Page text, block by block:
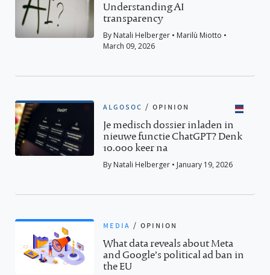
Understanding AI
transparency
By Natali Helberger • Marilù Miotto •
March 09, 2026
algosoc /opinion
Je medisch dossier inladen in
nieuwe functie ChatGPT? Denk
10.000 keer na
By Natali Helberger • January 19, 2026
media /opinion
What data reveals about Meta
and Google’s political ad ban in
the EU